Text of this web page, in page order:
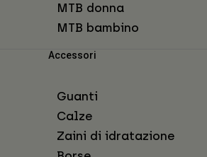
MTB donna
MTB bambino
Accessori
Guanti
Calze
Zaini di idratazione